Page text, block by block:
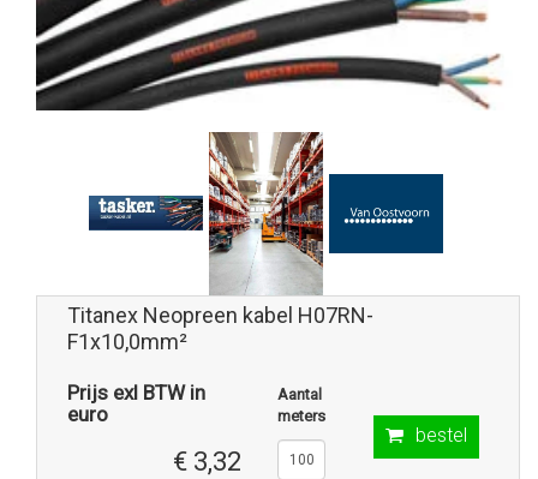
Titanex Neopreen kabel H07RN-
F1x10,0mm²
Prijs exl BTW in
euro
€ 3,32
Aantal
meters
bestel